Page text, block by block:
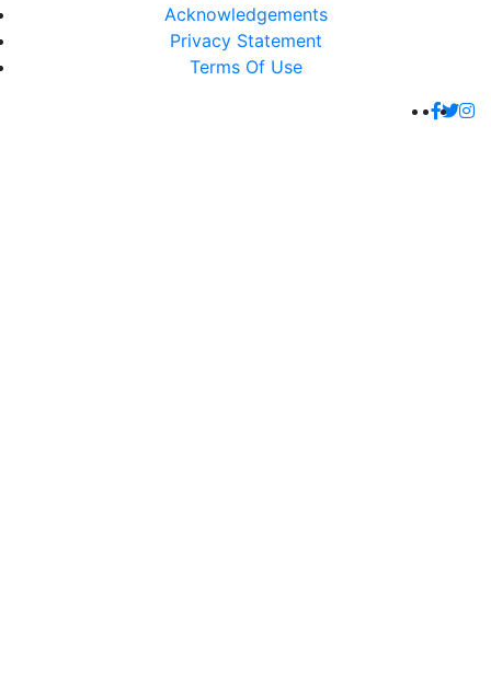
Acknowledgements
Privacy Statement
Terms Of Use